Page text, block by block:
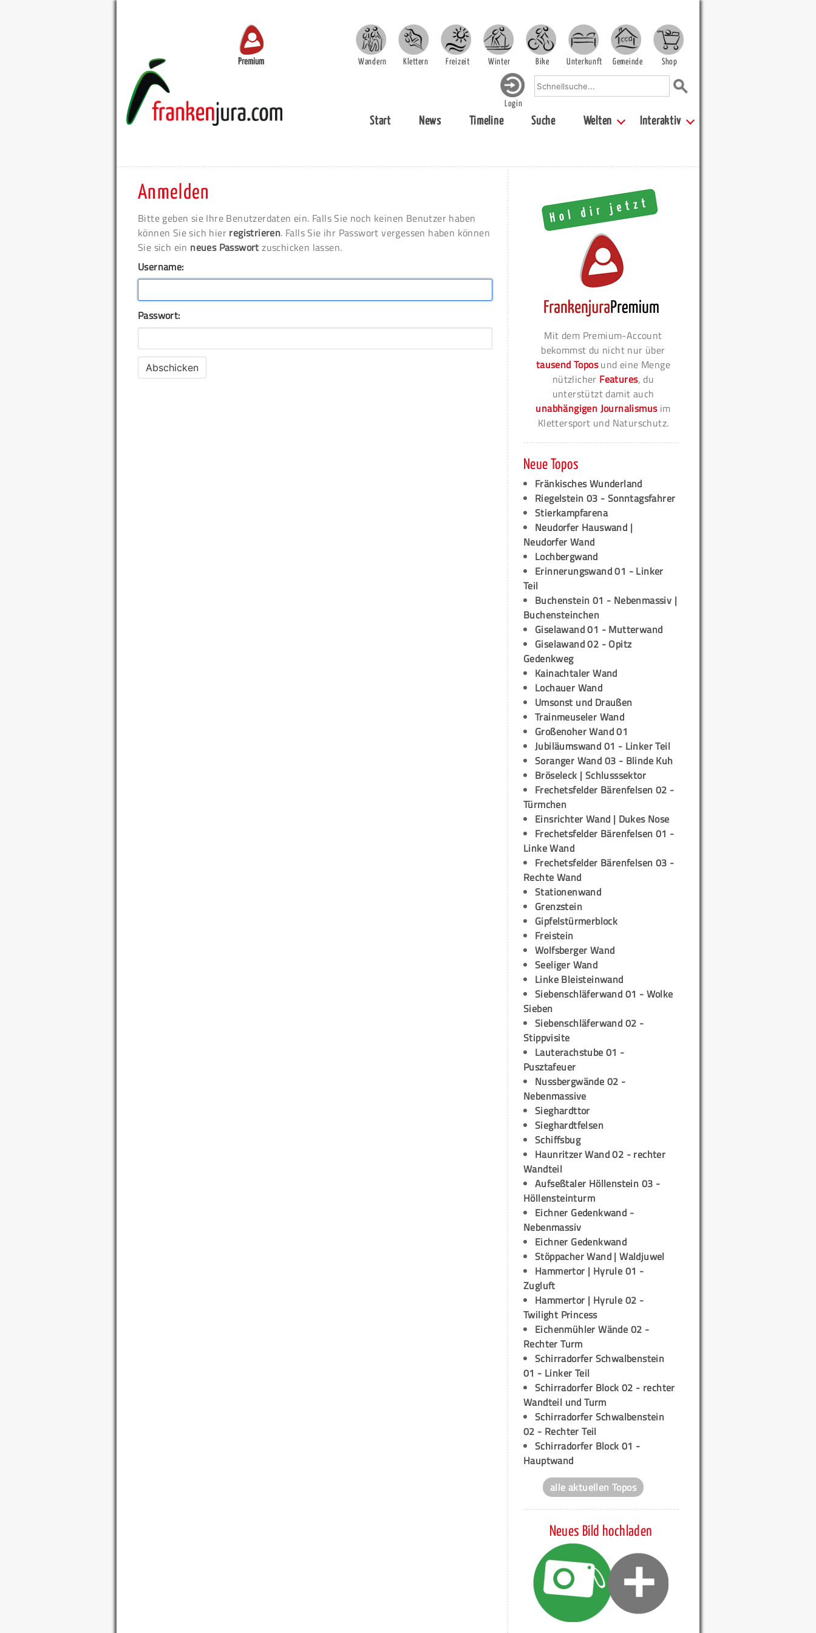
Premium Wandern Klettern Freizeit Winter Bike Unterkunft Gemeinde Shop
Login
Start News Timeline Suche Welten Interaktiv
Anmelden
Bitte geben sie Ihre Benutzerdaten ein. Falls Sie noch keinen Benutzer haben
können Sie sich hier registrieren. Falls Sie ihr Passwort vergessen haben können
Sie sich ein neues Passwort zuschicken lassen.
Username:
Passwort:
Mit dem Premium-Account
bekommst du nicht nur über
tausend Toposund eine Menge
nützlicher Features, du
unterstützt damit auch
unabhängigen Journalismusim
Klettersport und Naturschutz.
Neue Topos
Fränkisches Wunderland
Riegelstein 03 - Sonntagsfahrer
Stierkampfarena
Neudorfer Hauswand |
Neudorfer Wand
Lochbergwand
Erinnerungswand 01 - Linker
Teil
Buchenstein 01 - Nebenmassiv |
Buchensteinchen
Giselawand 01 - Mutterwand
Giselawand 02 - Opitz
Gedenkweg
Kainachtaler Wand
Lochauer Wand
Umsonst und Draußen
Trainmeuseler Wand
Großenoher Wand 01
Jubiläumswand 01 - Linker Teil
Soranger Wand 03 - Blinde Kuh
Bröseleck | Schlusssektor
Frechetsfelder Bärenfelsen 02 -
Türmchen
Einsrichter Wand | Dukes Nose
Frechetsfelder Bärenfelsen 01 -
Linke Wand
Frechetsfelder Bärenfelsen 03 -
Rechte Wand
Stationenwand
Grenzstein
Gipfelstürmerblock
Freistein
Wolfsberger Wand
Seeliger Wand
Linke Bleisteinwand
Siebenschläferwand 01 - Wolke
Sieben
Siebenschläferwand 02 -
Stippvisite
Lauterachstube 01 -
Pusztafeuer
Nussbergwände 02 -
Nebenmassive
Sieghardttor
Sieghardtfelsen
Schiffsbug
Haunritzer Wand 02 - rechter
Wandteil
Aufseßtaler Höllenstein 03 -
Höllensteinturm
Eichner Gedenkwand -
Nebenmassiv
Eichner Gedenkwand
Stöppacher Wand | Waldjuwel
Hammertor | Hyrule 01 -
Zugluft
Hammertor | Hyrule 02 -
Twilight Princess
Eichenmühler Wände 02 -
Rechter Turm
Schirradorfer Schwalbenstein
01 - Linker Teil
Schirradorfer Block 02 - rechter
Wandteil und Turm
Schirradorfer Schwalbenstein
02 - Rechter Teil
Schirradorfer Block 01 -
Hauptwand
alle aktuellen Topos
Neues Bild hochladen